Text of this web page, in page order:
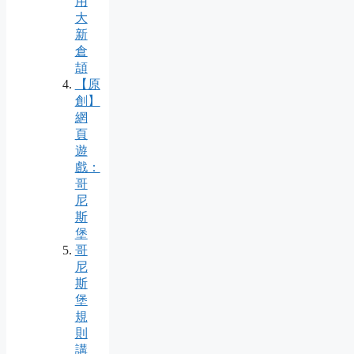
大
新
倉
頡
【原
創】
網
頁
遊
戲：
哥
尼
斯
堡
哥
尼
斯
堡
規
則
講